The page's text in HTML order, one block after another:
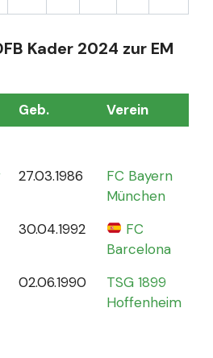
Kader 2024 zur EM
Geb. Verein
27.03.1986
FC Bayern
München
30.04.1992
FC
Barcelona
02.06.1990
TSG 1899
Hoffenheim